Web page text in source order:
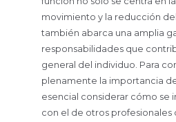
movimiento y la reducción
también abarca una amplia
responsabilidades que
general del individuo. Para
plenamente la importancia
esencial considerar cómo se
con el de otros profesionales